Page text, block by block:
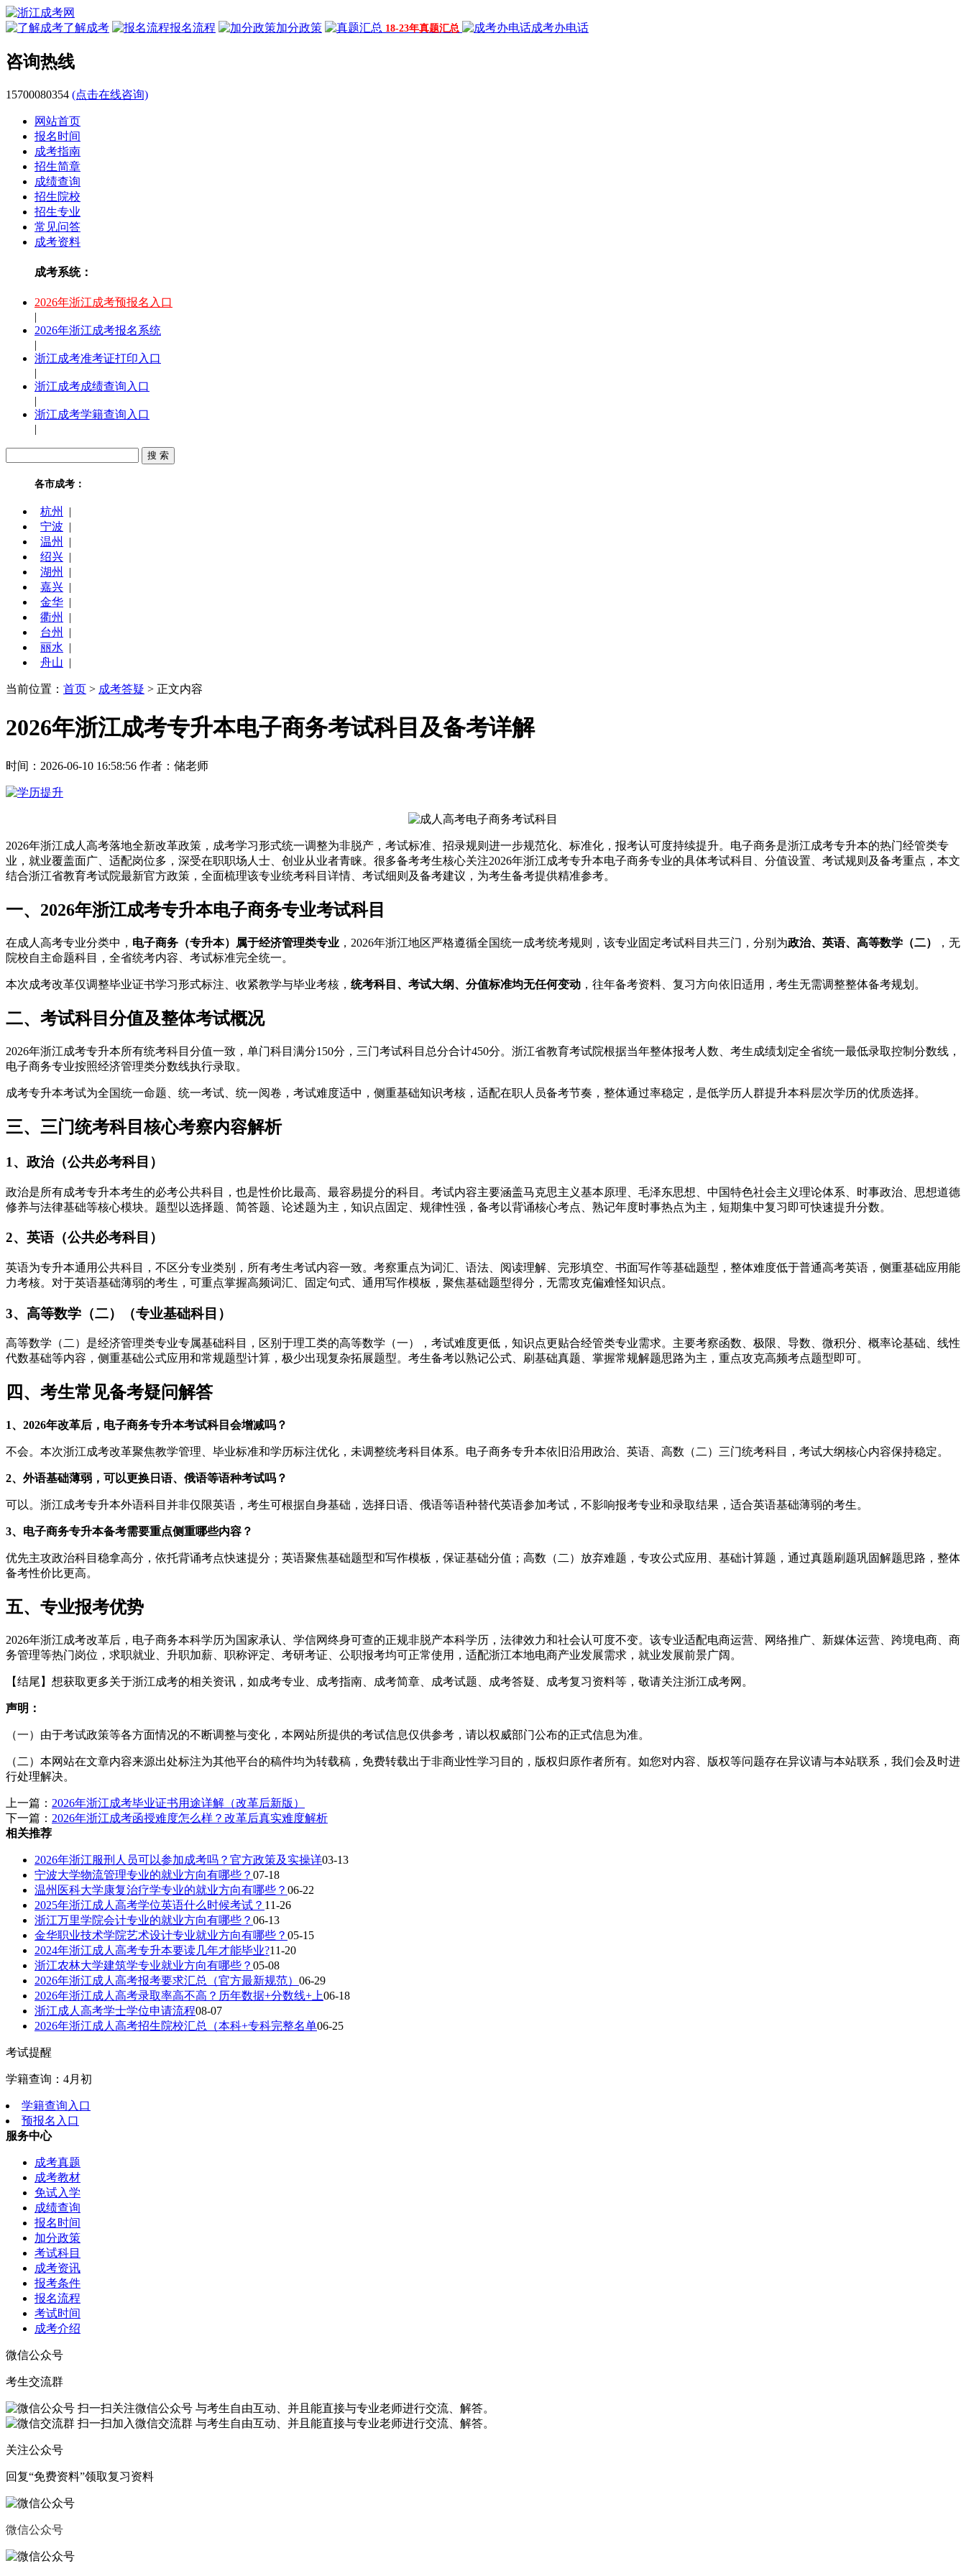
了解成考 报名流程 加分政策 18-23年真题汇总 成考办电话
咨询热线
15700080354 (点击在线咨询)
网站首页
报名时间
成考指南
招生简章
成绩查询
招生院校
招生专业
常见问答
成考资料
成考系统：
2026年浙江成考预报名入口
|
2026年浙江成考报名系统
|
浙江成考准考证打印入口
|
浙江成考成绩查询入口
|
浙江成考学籍查询入口
|
各市成考：
杭州
|
宁波 |
温州
|
绍兴 |
湖州
|
嘉兴 |
金华 |
衢州
|
台州
|
丽水 |
舟山 |
当前位置： 首页 > 成考答疑 > 正文内容
2026年浙江成考专升本电子商务考试科目及备考详解
时间：2026-06-10 16:58:56 作者：储老师
2026年浙江成人高考落地全新改革政策，成考学习形式统一调整为非脱产，考试标准、招录规则进一步规范化、标准化，报考认可度持续提升。电子商务是浙江成考专升本的热门经管类专
业，就业覆盖面广、适配岗位多，深受在职职场人士、创业从业者青睐。很多备考考生核心关注2026年浙江成考专升本电子商务专业的具体考试科目、分值设置、考试规则及备考重点，本文
结合浙江省教育考试院最新官方政策，全面梳理该专业统考科目详情、考试细则及备考建议，为考生备考提供精准参考。
一、2026年浙江成考专升本电子商务专业考试科目
在成人高考专业分类中， 电子商务（专升本）属于经济管理类专业 ，2026年浙江地区严格遵循全国统一成考统考规则，该专业固定考试科目共三门，分别为政治、英语、高等数学（二）
，无
院校自主命题科目，全省统考内容、考试标准完全统一。
本次成考改革仅调整毕业证书学习形式标注、收紧教学与毕业考核， 统考科目、考试大纲、分值标准均无任何变动 ，往年备考资料、复习方向依旧适用，考生无需调整整体备考规划。
二、考试科目分值及整体考试概况
2026年浙江成考专升本所有统考科目分值一致，单门科目满分150分，三门考试科目总分合计450分。浙江省教育考试院根据当年整体报考人数、考生成绩划定全省统一最低录取控制分数线，
电子商务专业按照经济管理类分数线执行录取。
成考专升本考试为全国统一命题、统一考试、统一阅卷，考试难度适中，侧重基础知识考核，适配在职人员备考节奏，整体通过率稳定，是低学历人群提升本科层次学历的优质选择。
三、三门统考科目核心考察内容解析
1、政治（公共必考科目）
政治是所有成考专升本考生的必考公共科目，也是性价比最高、最容易提分的科目。考试内容主要涵盖马克思主义基本原理、毛泽东思想、中国特色社会主义理论体系、时事政治、思想道德
修养与法律基础等核心模块。题型以选择题、简答题、论述题为主，知识点固定、规律性强，备考以背诵核心考点、熟记年度时事热点为主，短期集中复习即可快速提升分数。
2、英语（公共必考科目）
英语为专升本通用公共科目，不区分专业类别，所有考生考试内容一致。考察重点为词汇、语法、阅读理解、完形填空、书面写作等基础题型，整体难度低于普通高考英语，侧重基础应用能
力考核。对于英语基础薄弱的考生，可重点掌握高频词汇、固定句式、通用写作模板，聚焦基础题型得分，无需攻克偏难怪知识点。
3、高等数学（二）（专业基础科目）
高等数学（二）是经济管理类专业专属基础科目，区别于理工类的高等数学（一），考试难度更低，知识点更贴合经管类专业需求。主要考察函数、极限、导数、微积分、概率论基础、线性
代数基础等内容，侧重基础公式应用和常规题型计算，极少出现复杂拓展题型。考生备考以熟记公式、刷基础真题、掌握常规解题思路为主，重点攻克高频考点题型即可。
四、考生常见备考疑问解答
1、2026年改革后，电子商务专升本考试科目会增减吗？
不会。本次浙江成考改革聚焦教学管理、毕业标准和学历标注优化，未调整统考科目体系。电子商务专升本依旧沿用政治、英语、高数（二）三门统考科目，考试大纲核心内容保持稳定。
2、外语基础薄弱，可以更换日语、俄语等语种考试吗？
可以。浙江成考专升本外语科目并非仅限英语，考生可根据自身基础，选择日语、俄语等语种替代英语参加考试，不影响报考专业和录取结果，适合英语基础薄弱的考生。
3、电子商务专升本备考需要重点侧重哪些内容？
优先主攻政治科目稳拿高分，依托背诵考点快速提分；英语聚焦基础题型和写作模板，保证基础分值；高数（二）放弃难题，专攻公式应用、基础计算题，通过真题刷题巩固解题思路，整体
备考性价比更高。
五、专业报考优势
2026年浙江成考改革后，电子商务本科学历为国家承认、学信网终身可查的正规非脱产本科学历，法律效力和社会认可度不变。该专业适配电商运营、网络推广、新媒体运营、跨境电商、商
务管理等热门岗位，求职就业、升职加薪、职称评定、考研考证、公职报考均可正常使用，适配浙江本地电商产业发展需求，就业发展前景广阔。
【结尾】想获取更多关于浙江成考的相关资讯，如成考专业、成考指南、成考简章、成考试题、成考答疑、成考复习资料等，敬请关注浙江成考网。
声明：
（一）由于考试政策等各方面情况的不断调整与变化，本网站所提供的考试信息仅供参考，请以权威部门公布的正式信息为准。
（二）本网站在文章内容来源出处标注为其他平台的稿件均为转载稿，免费转载出于非商业性学习目的，版权归原作者所有。如您对内容、版权等问题存在异议请与本站联系，我们会及时进
行处理解决。
上一篇： 2026年浙江成考毕业证书用途详解（改革后新版）
下一篇： 2026年浙江成考函授难度怎么样？改革后真实难度解析
相关推荐
2026年浙江服刑人员可以参加成考吗？官方政策及实操详03-13
宁波大学物流管理专业的就业方向有哪些？ 07-18
温州医科大学康复治疗学专业的就业方向有哪些？ 06-22
2025年浙江成人高考学位英语什么时候考试？ 11-26
浙江万里学院会计专业的就业方向有哪些？ 06-13
金华职业技术学院艺术设计专业就业方向有哪些？ 05-15
2024年浙江成人高考专升本要读几年才能毕业?11-20
浙江农林大学建筑学专业就业方向有哪些？ 05-08
2026年浙江成人高考报考要求汇总（官方最新规范） 06-29
2026年浙江成人高考录取率高不高？历年数据+分数线+上06-18
浙江成人高考学士学位申请流程08-07
2026年浙江成人高考招生院校汇总（本科+专科完整名单06-25
考试提醒
学籍查询：4月初
学籍查询入口
预报名入口
服务中心
成考真题
成考教材
免试入学
成绩查询
报名时间
加分政策
考试科目
成考资讯
报考条件
报名流程
考试时间
成考介绍
微信公众号
考生交流群
扫一扫关注微信公众号 与考生自由互动、并且能直接与专业老师进行交流、解答。
扫一扫加入微信交流群 与考生自由互动、并且能直接与专业老师进行交流、解答。
关注公众号
回复“免费资料”领取复习资料
微信公众号